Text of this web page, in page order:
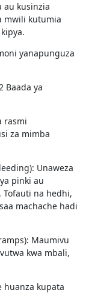
au kusinzia
mwili kutumia
yanapunguza
Baada ya
rasmi
za mimba
Unaweza
pinki au
na hedhi,
machache hadi
Maumivu
kwa mbali,
huanza kupata